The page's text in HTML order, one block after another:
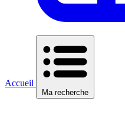
Accueil
Ma recherche